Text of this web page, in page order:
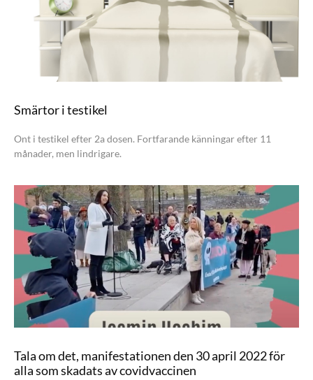
Smärtor i testikel
Ont i testikel efter 2a dosen. Fortfarande känningar efter 11
månader, men lindrigare.
Tala om det, manifestationen den 30 april 2022 för
alla som skadats av covidvaccinen